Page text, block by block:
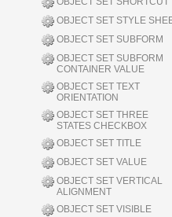
OBJECT SET STYLE
OBJECT SET SUBFORM
OBJECT SET SUBFORM
CONTAINER VALUE
OBJECT SET TEXT
ORIENTATION
OBJECT SET THREE
STATES CHECKBOX
OBJECT SET TITLE
OBJECT SET VALUE
OBJECT SET VERTICAL
ALIGNMENT
OBJECT SET VISIBLE